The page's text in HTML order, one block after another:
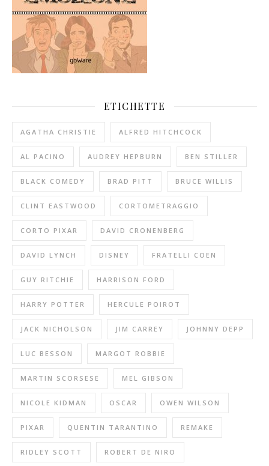
ETICHETTE
AGATHA CHRISTIE ALFRED HITCHCOCK
AL PACINO AUDREY HEPBURN BEN STILLER
BLACK COMEDY BRAD PITT BRUCE WILLIS
CLINT EASTWOOD CORTOMETRAGGIO
CORTO PIXAR DAVID CRONENBERG
DAVID LYNCH DISNEY FRATELLI COEN
GUY RITCHIE HARRISON FORD
HARRY POTTER HERCULE POIROT
JACK NICHOLSON JIM CARREY JOHNNY DEPP
LUC BESSON MARGOT ROBBIE
MARTIN SCORSESE MEL GIBSON
NICOLE KIDMAN OSCAR OWEN WILSON
PIXAR QUENTIN TARANTINO REMAKE
RIDLEY SCOTT ROBERT DE NIRO